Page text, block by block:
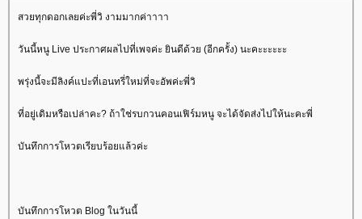
สวยทุกดอกเลยค่ะพี่วิ งามมากค่าาาา
วันนี้หนู Live ประกาศผลไปที่เพจค่ะ ยินดีด้วย (อีกครั้ง) นะคะะะะะะ
พรุ่งนี้จะมีลิงค์แปะที่เอนทรี่ใหม่ที่จะอัพค่ะพี่วิ
ที่อยู่เดิมหรือเปล่าคะ? ถ้าใช่รบกวนคอนเฟิร์มหนู จะได้จัดส่งไปให้นะคะพี่
บันทึกการโหวตเรียบร้อยแล้วค่ะ
บันทึกการโหวต Blog ในวันนี้